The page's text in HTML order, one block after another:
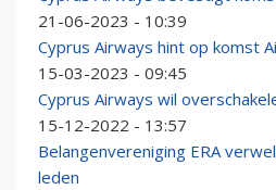
21-06-2023 - 10:39
Cyprus Airways hint op komst
15-03-2023 - 09:45
Cyprus Airways wil
15-12-2022 - 13:57
Belangenvereniging ERA
leden